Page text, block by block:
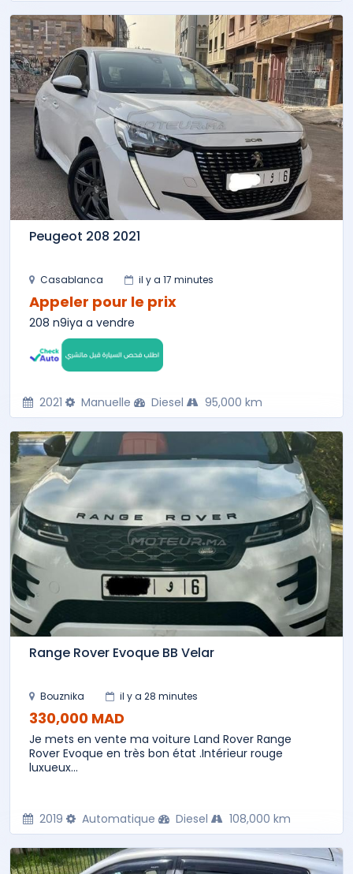
Peugeot 208 2021
Casablanca il y a 17 minutes
Appeler pour le prix
208 n9iya a vendre
2021 Manuelle Diesel 95,000 km
Range Rover Evoque BB Velar
Bouznika il y a 28 minutes
330,000 MAD
Je mets en vente ma voiture Land Rover Range
Rover Evoque en très bon état .Intérieur rouge
luxueux...
2019 Automatique Diesel 108,000 km